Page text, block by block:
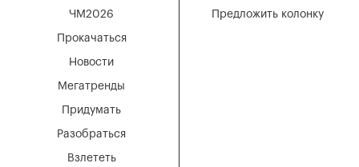
Мегатренды
Придумать
Разобраться
Взлететь
Новости
ЧМ2026
Прокачаться
Предложить колонку